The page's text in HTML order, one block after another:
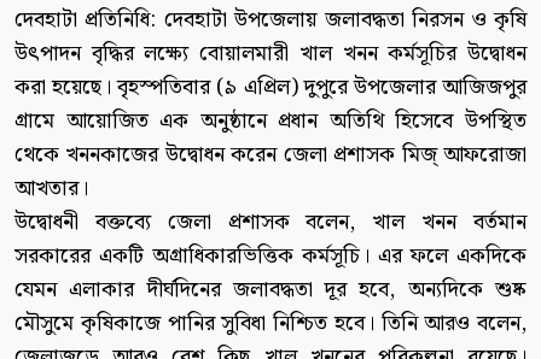
দেবহাটা প্রতিনিধি: দেবহাটা উপজেলায় জলাবদ্ধতা নিরসন ও কৃষি
উৎপাদন বৃদ্ধির লক্ষ্যে বোয়ালমারী খাল খনন কর্মসূচির উদ্বোধন
করা হয়েছে। বৃহস্পতিবার (৯ এপ্রিল) দুপুরে উপজেলার আজিজপুর
গ্রামে আয়োজিত এক অনুষ্ঠানে প্রধান অতিথি হিসেবে উপস্থিত
থেকে খননকাজের উদ্বোধন করেন জেলা প্রশাসক মিজ্ আফরোজা
আখতার।
উদ্বোধনী বক্তব্যে জেলা প্রশাসক বলেন, খাল খনন বর্তমান
সরকারের একটি অগ্রাধিকারভিত্তিক কর্মসূচি। এর ফলে একদিকে
যেমন এলাকার দীর্ঘদিনের জলাবদ্ধতা দূর হবে, অন্যদিকে শুষ্ক
মৌসুমে কৃষিকাজে পানির সুবিধা নিশ্চিত হবে। তিনি আরও বলেন,